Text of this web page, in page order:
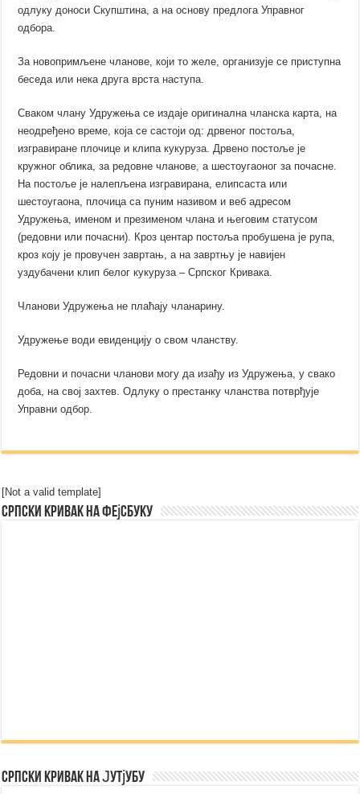
одлуку доноси Скупштина, а на основу предлога Управног
одбора.
За новопримљене чланове, који то желе, организује сe приступна
беседа или нека друга врста наступа.
Сваком члану Удружења се издаје оригинална чланска карта, на
неодређено време, која се састоји од: дрвеног постоља,
изгравиране плочице и клипа кукуруза. Дрвено постоље је
кружног облика, за редовне чланове, а шестоугаоног за почасне.
На постоље је налепљена изгравирана, елипсаста или
шестоугаона, плочица са пуним називом и веб адресом
Удружења, именом и презименом члана и његовим статусом
(редовни или почасни). Кроз центар постоља пробушена је рупа,
кроз коју је провучен завртањ, а на завртњу је навијен
уздубачени клип белог кукуруза – Српског Кривака.
Чланови Удружења не плаћају чланарину.
Удружење води евиденцију о свом чланству.
Редовни и почасни чланови могу да изађу из Удружења, у свако
доба, на свој захтев. Одлуку о престанку чланства потврђује
Управни одбор.
[Not a valid template]
Српски Кривак на Фејсбуку
Српски Кривак на Јутјубу